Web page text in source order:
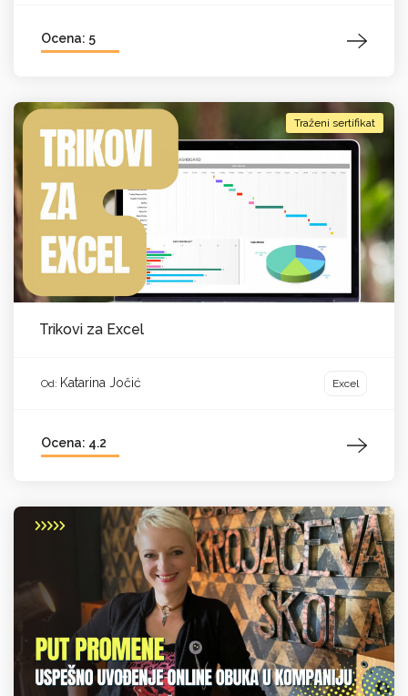
Ocena: 5
Traženi sertifikat
Trikovi za Excel
Od: Katarina Jočić Excel
Ocena: 4.2